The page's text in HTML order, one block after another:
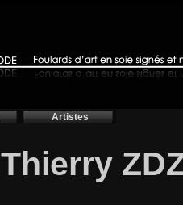
Artistes
Thierry